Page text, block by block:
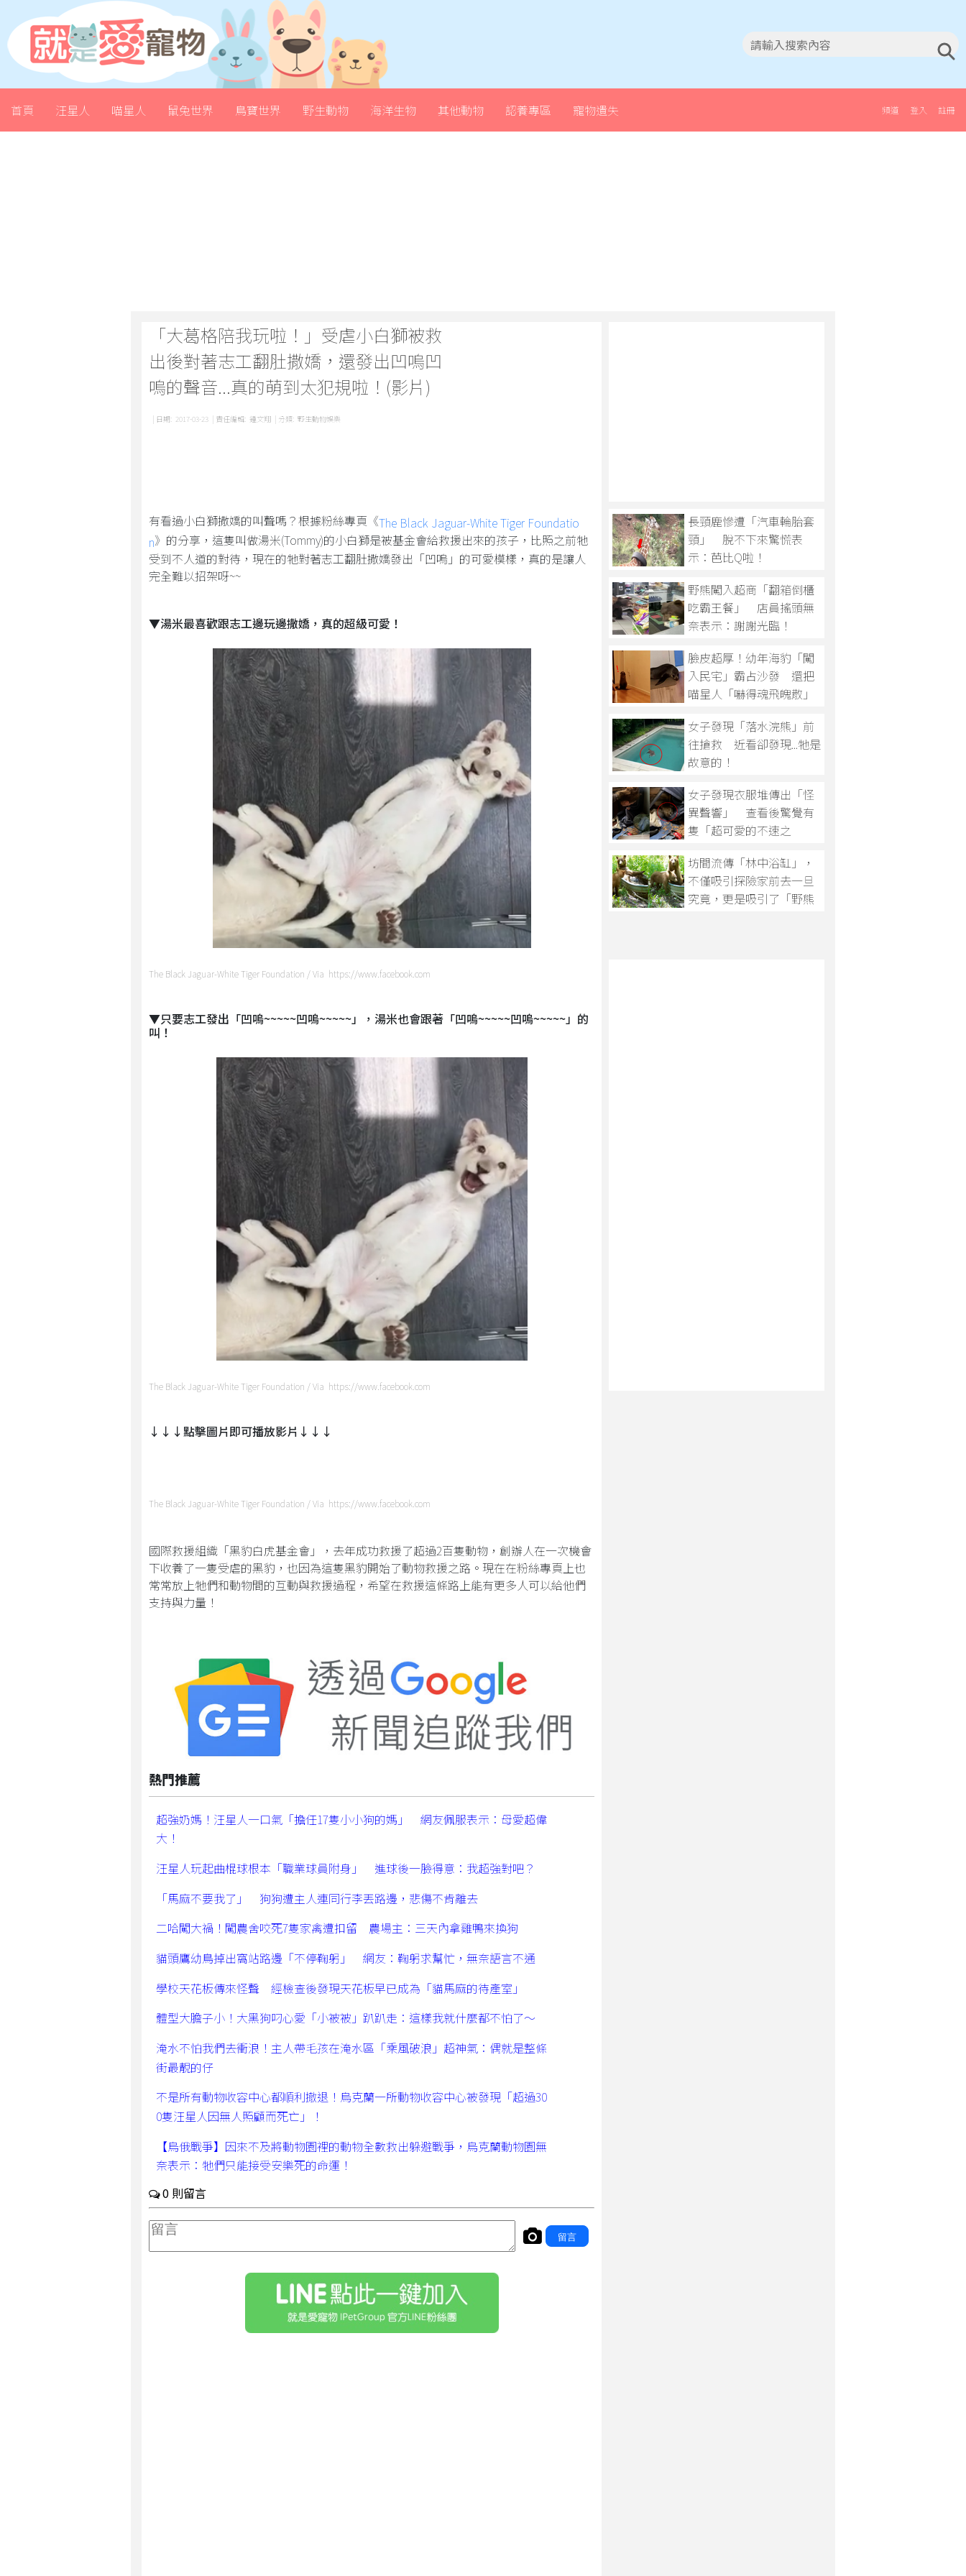
首頁 汪星人 喵星人 鼠兔世界 鳥寶世界 野生動物 海洋生物 其他動物 認養專區 寵物遺失 註冊
登入
頻道
「大葛格陪我玩啦！」受虐小白獅被救
出後對著志工翻肚撒嬌，還發出凹嗚凹
嗚的聲音...真的萌到太犯規啦！(影片)
| 日期: 2017-03-23 | 責任編輯: 鍾文翔 | 分類: 野生動物娛樂
有看過小白獅撒嬌的叫聲嗎？根據粉絲專頁《The Black Jaguar-White Tiger Foundatio
n》的分享，這隻叫做湯米(Tommy)的小白獅是被基金會給救援出來的孩子，比照之前牠
受到不人道的對待，現在的牠對著志工翻肚撒嬌發出「凹嗚」的可愛模樣，真的是讓人
完全難以招架呀~~
▼湯米最喜歡跟志工邊玩邊撒嬌，真的超級可愛！
The Black Jaguar-White Tiger Foundation / Via https://www.facebook.com
▼只要志工發出「凹嗚~~~~~凹嗚~~~~~」，湯米也會跟著「凹嗚~~~~~凹嗚~~~~~」的
叫！
The Black Jaguar-White Tiger Foundation / Via https://www.facebook.com
↓↓↓點擊圖片即可播放影片↓↓↓
The Black Jaguar-White Tiger Foundation / Via https://www.facebook.com
國際救援組織「黑豹白虎基金會」，去年成功救援了超過2百隻動物，創辦人在一次機會
下收養了一隻受虐的黑豹，也因為這隻黑豹開始了動物救援之路。現在在粉絲專頁上也
常常放上牠們和動物間的互動與救援過程，希望在救援這條路上能有更多人可以給他們
支持與力量！
熱門推薦
超強奶媽！汪星人一口氣「擔任17隻小小狗的媽」 網友佩服表示：母愛超偉
大！
汪星人玩起曲棍球根本「職業球員附身」 進球後一臉得意：我超強對吧？
「馬麻不要我了」 狗狗遭主人連同行李丟路邊，悲傷不肯離去
二哈闖大禍！闖農舍咬死7隻家禽遭扣留 農場主：三天內拿雞鴨來換狗
貓頭鷹幼鳥掉出窩站路邊「不停鞠躬」 網友：鞠躬求幫忙，無奈語言不通
學校天花板傳來怪聲 經檢查後發現天花板早已成為「貓馬麻的待產室」
體型大膽子小！大黑狗叼心愛「小被被」趴趴走：這樣我就什麼都不怕了～
淹水不怕我們去衝浪！主人帶毛孩在淹水區「乘風破浪」超神氣：偶就是整條
街最靚的仔
不是所有動物收容中心都順利撤退！烏克蘭一所動物收容中心被發現「超過30
0隻汪星人因無人照顧而死亡」！
【烏俄戰爭】因來不及將動物園裡的動物全數救出躲避戰爭，烏克蘭動物園無
奈表示：牠們只能接受安樂死的命運！
長頸鹿慘遭「汽車輪胎套
頸」 脫不下來驚慌表
示：芭比Q啦！
野熊闖入超商「翻箱倒櫃
吃霸王餐」 店員搖頭無
奈表示：謝謝光臨！
臉皮超厚！幼年海豹「闖
入民宅」霸占沙發 還把
喵星人「嚇得魂飛魄散」
女子發現「落水浣熊」前
往搶救 近看卻發現...牠是
故意的！
女子發現衣服堆傳出「怪
異聲響」 查看後驚覺有
隻「超可愛的不速之
坊間流傳「林中浴缸」，
不僅吸引探險家前去一旦
究竟，更是吸引了「野熊